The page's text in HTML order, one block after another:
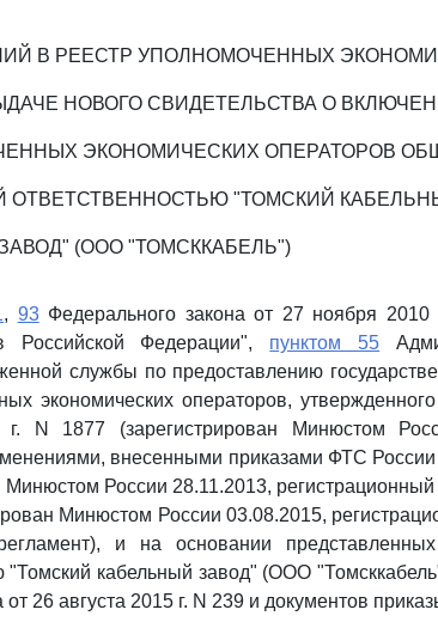
В РЕЕСТР УПОЛНОМОЧЕННЫХ
НОВОГО СВИДЕТЕЛЬСТВА О
ЭКОНОМИЧЕСКИХ ОПЕРАТОРОВ
ОТВЕТСТВЕННОСТЬЮ "ТОМСКИЙ
(ООО "ТОМСККАБЕЛЬ")
, 93Федерального закона от 27 ноября
Российской Федерации", пунктом 55
службы по предоставлению
экономических операторов,
N 1877 (зарегистрирован Минюстом
внесенными приказами ФТС России
Минюстом России 28.11.2013,
Минюстом России 03.08.2015,
и на основании
"Томский кабельный завод" (ООО
26 августа 2015 г. N 239 и документов